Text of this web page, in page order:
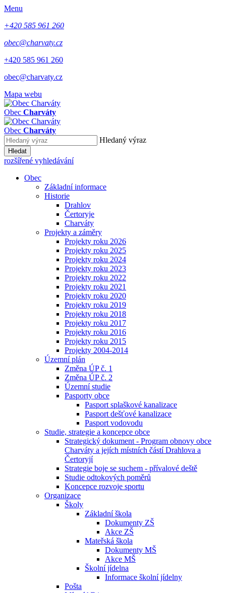
Menu
+420 585 961 260
obec@charvaty.cz
+420 585 961 260
obec@charvaty.cz
Mapa webu
Obec Charváty
Obec Charváty
Hledaný výraz
Hledat
rozšířené vyhledávání
Obec
Základní informace
Historie
Drahlov
Čertoryje
Charváty
Projekty a záměry
Projekty roku 2026
Projekty roku 2025
Projekty roku 2024
Projekty roku 2023
Projekty roku 2022
Projekty roku 2021
Projekty roku 2020
Projekty roku 2019
Projekty roku 2018
Projekty roku 2017
Projekty roku 2016
Projekty roku 2015
Projekty 2004-2014
Územní plán
Změna ÚP č. 1
Změna ÚP č. 2
Územní studie
Pasporty obce
Pasport splaškové kanalizace
Pasport dešťové kanalizace
Pasport vodovodu
Studie, strategie a koncepce obce
Strategický dokument - Program obnovy obce
Charváty a jejích místních částí Drahlova a
Čertoryjí
Strategie boje se suchem - přívalové deště
Studie odtokových poměrů
Koncepce rozvoje sportu
Organizace
Školy
Základní škola
Dokumenty ZŠ
Akce ZŠ
Mateřská škola
Dokumenty MŠ
Akce MŠ
Školní jídelna
Informace školní jídelny
Pošta